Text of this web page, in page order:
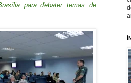
para debater temas de